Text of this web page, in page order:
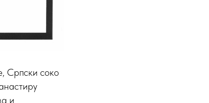
Српски соко
и